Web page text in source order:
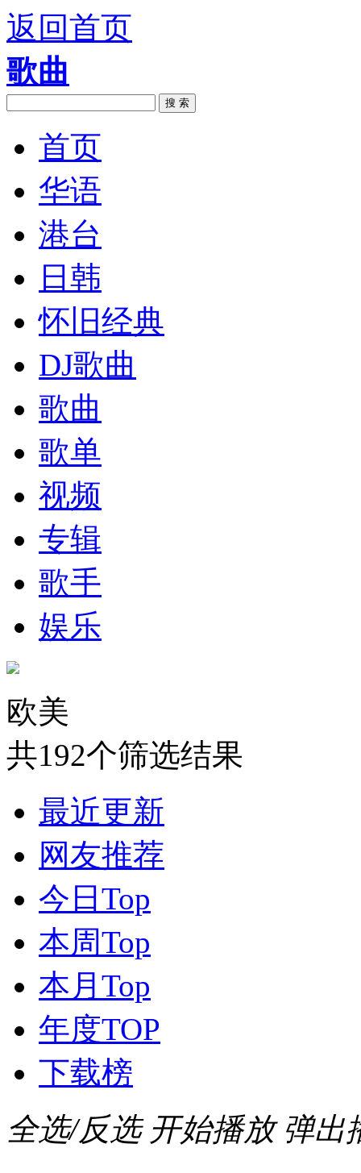
返回首页
歌曲
搜 索
首页
华语
港台
日韩
怀旧经典
DJ歌曲
歌曲
歌单
视频
专辑
歌手
娱乐
欧美
共192个筛选结果
最近更新
网友推荐
今日Top
本周Top
本月Top
年度TOP
下载榜
全选/反选 开始播放 弹出